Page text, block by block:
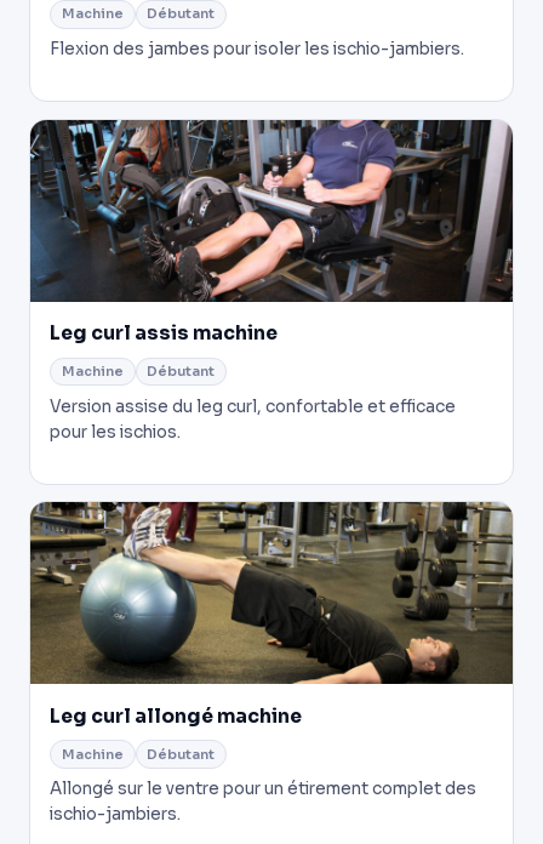
Machine Débutant
Flexion des jambes pour isoler les ischio-jambiers.
Leg curl assis machine
Machine Débutant
Version assise du leg curl, confortable et efficace
pour les ischios.
Leg curl allongé machine
Machine Débutant
Allongé sur le ventre pour un étirement complet des
ischio-jambiers.